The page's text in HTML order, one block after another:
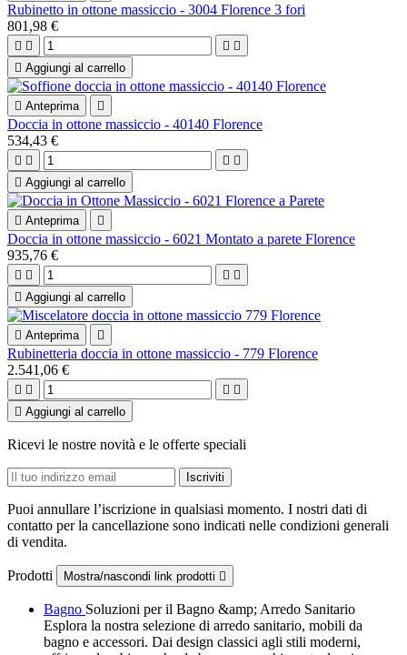
Rubinetto in ottone massiccio - 3004 Florence 3 fori
801,98 €
   
 Aggiungi al carrello
 Anteprima 
Doccia in ottone massiccio - 40140 Florence
534,43 €
   
 Aggiungi al carrello
 Anteprima 
Doccia in ottone massiccio - 6021 Montato a parete Florence
935,76 €
   
 Aggiungi al carrello
 Anteprima 
Rubinetteria doccia in ottone massiccio - 779 Florence
2.541,06 €
   
 Aggiungi al carrello
Ricevi le nostre novità e le offerte speciali
Puoi annullare l’iscrizione in qualsiasi momento. I nostri dati di
contatto per la cancellazione sono indicati nelle condizioni generali
di vendita.
Prodotti Mostra/nascondi link prodotti 
Bagno Soluzioni per il Bagno &amp; Arredo Sanitario
Esplora la nostra selezione di arredo sanitario, mobili da
bagno e accessori. Dai design classici agli stili moderni,